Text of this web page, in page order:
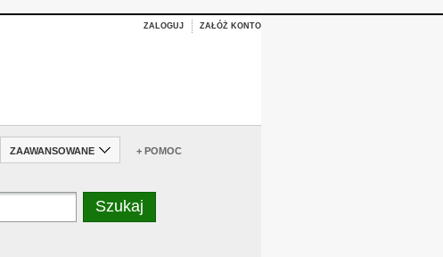
ZALOGUJ ZAŁÓŻ KONTO
ZAAWANSOWANE + POMOC